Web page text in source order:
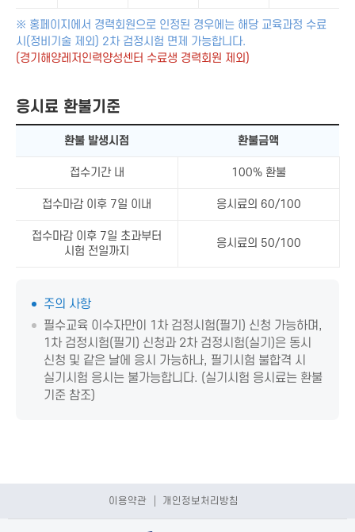
※ 홍페이지에서 경력회원으로 인정된 경우에는 해당 교육과정 수료
시(정비기술 제외) 2차 검정시험 면제 가능합니다.
(경기해양레저인력양성센터 수료생 경력회원 제외)
응시료 환불기준
환불 발생시점 환불금액
접수기간 내 100% 환불
접수마감 이후 7일 이내 응시료의 60/100
접수마감 이후 7일 초과부터
시험 전일까지
응시료의 50/100
주의 사항
필수교육 이수자만이 1차 검정시험(필기) 신청 가능하며,
1차 검정시험(필기) 신청과 2차 검정시험(실기)은 동시
신청 및 같은 날에 응시 가능하나, 필기시험 불합격 시
실기시험 응시는 불가능합니다. (실기시험 응시료는 환불
기준 참조)
이용약관 개인정보처리방침